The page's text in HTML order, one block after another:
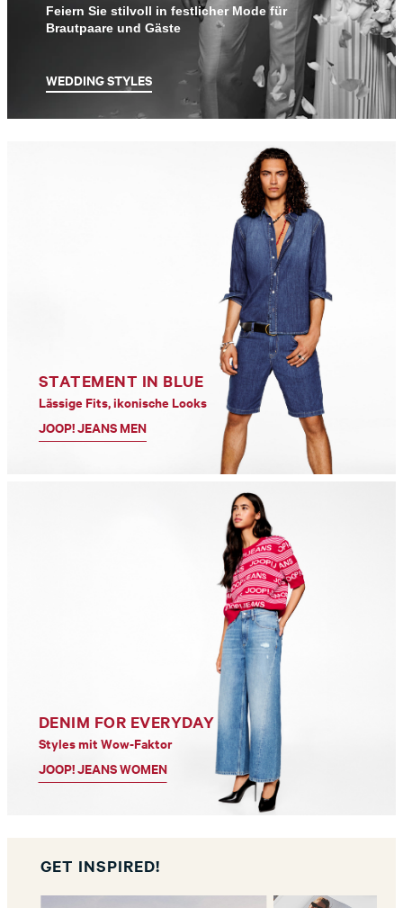
Feiern Sie stilvoll in festlicher Mode für
Brautpaare und Gäste
WEDDING STYLES
STATEMENT IN BLUE
Lässige Fits, ikonische Looks
JOOP! JEANS MEN
DENIM FOR EVERYDAY
Styles mit Wow-Faktor
JOOP! JEANS WOMEN
GET INSPIRED!